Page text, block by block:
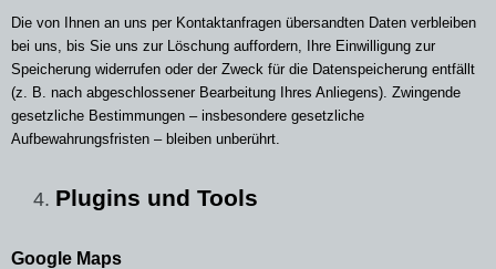
Die von Ihnen an uns per Kontaktanfragen übersandten Daten verbleiben
bei uns, bis Sie uns zur Löschung auffordern, Ihre Einwilligung zur
Speicherung widerrufen oder der Zweck für die Datenspeicherung entfällt
(z. B. nach abgeschlossener Bearbeitung Ihres Anliegens). Zwingende
gesetzliche Bestimmungen – insbesondere gesetzliche
Aufbewahrungsfristen – bleiben unberührt.
Plugins und Tools
Google Maps